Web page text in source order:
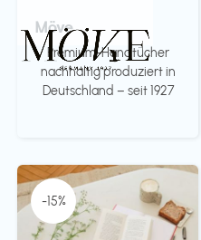
Möve
Premium-Handtücher
nachhaltig produziert in
Deutschland – seit 1927
-15%